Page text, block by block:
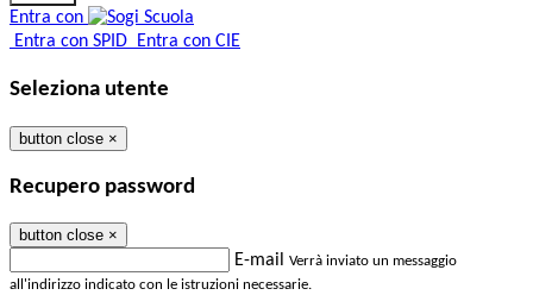
Entra con
Entra con SPID Entra con CIE
Seleziona utente
button close ×
Recupero password
button close ×
E-mail Verrà inviato un messaggio
all'indirizzo indicato con le istruzioni necessarie.